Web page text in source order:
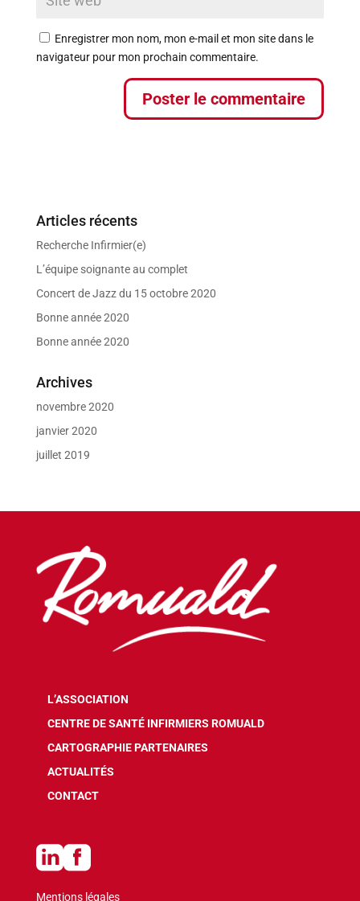
Enregistrer mon nom, mon e-mail et mon site dans le
navigateur pour mon prochain commentaire.
Articles récents
Recherche Infirmier(e)
L’équipe soignante au complet
Concert de Jazz du 15 octobre 2020
Bonne année 2020
Bonne année 2020
Archives
novembre 2020
janvier 2020
juillet 2019
L’ASSOCIATION
CENTRE DE SANTÉ INFIRMIERS ROMUALD
CARTOGRAPHIE PARTENAIRES
ACTUALITÉS
CONTACT
Mentions légales